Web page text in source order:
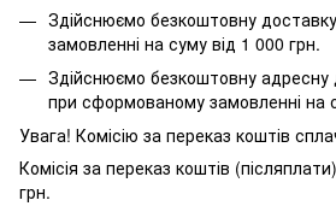
Здійснюємо безкоштовну доставку
замовленні на суму від 1 000 грн.
Здійснюємо безкоштовну адресну
при сформованому замовленні на
Увага! Комісію за переказ коштів
Комісія за переказ коштів
грн.